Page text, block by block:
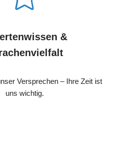
&
Versprechen – Ihre Zeit ist
uns wichtig.